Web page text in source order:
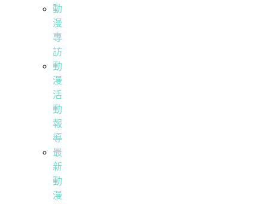
動
漫
專
訪
動
漫
活
動
報
導
最
新
動
漫